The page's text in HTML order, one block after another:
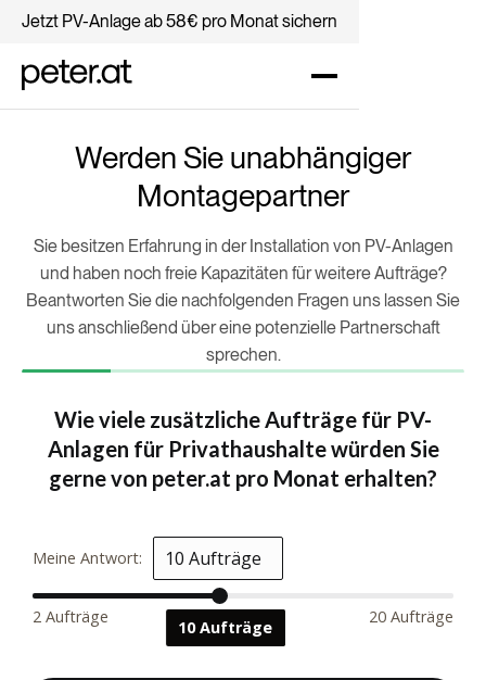
Jetzt PV-Anlage ab 58€ pro Monat sichern
Werden Sie unabhängiger
Montagepartner
Sie besitzen Erfahrung in der Installation von PV-Anlagen
und haben noch freie Kapazitäten für weitere Aufträge?
Beantworten Sie die nachfolgenden Fragen uns lassen Sie
uns anschließend über eine potenzielle Partnerschaft
sprechen.